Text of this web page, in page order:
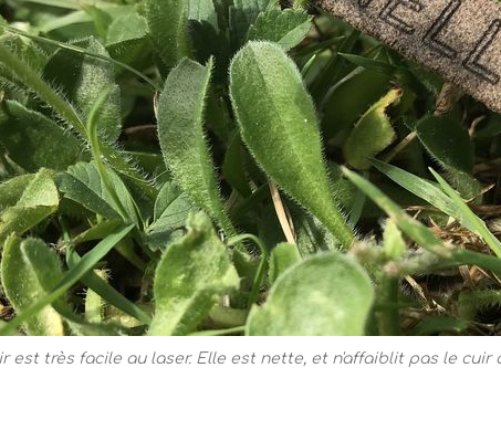
est très facile au laser. Elle est nette, et n'affaiblit pas le